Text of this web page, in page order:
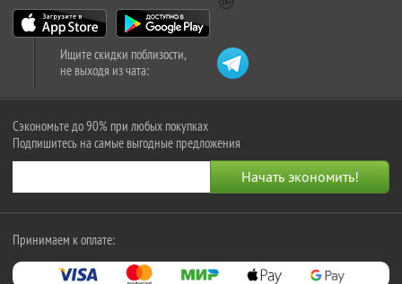
Ищите скидки поблизости,
не выходя из чата:
Сэкономьте до 90% при любых покупках
Подпишитесь на самые выгодные предложения
Принимаем к оплате: